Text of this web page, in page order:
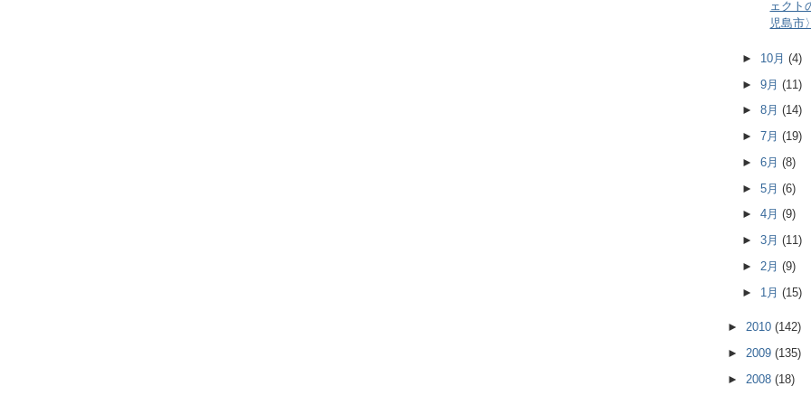
ェクト
児島市〉
► 10月 (4)
► 9月 (11)
► 8月 (14)
► 7月 (19)
► 6月 (8)
► 5月 (6)
► 4月 (9)
► 3月 (11)
► 2月 (9)
► 1月 (15)
► 2010 (142)
► 2009 (135)
► 2008 (18)